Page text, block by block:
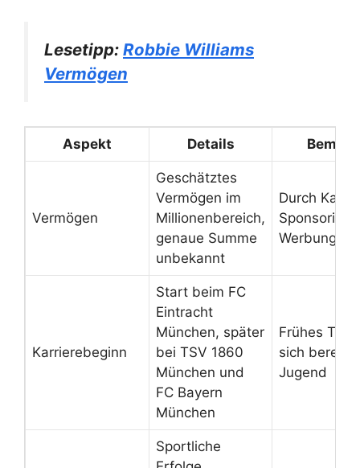
Lesetipp: Robbie Williams
Vermögen
Aspekt Details
Vermögen
Geschätztes
Vermögen im
Millionenbereich,
genaue Summe
unbekannt
Durch
Sponsoring
Werbung
Karrierebeginn
Start beim FC
Eintracht
München, später
bei TSV 1860
München und
FC Bayern
München
Frühes
sich bereits
Jugend
Sportliche